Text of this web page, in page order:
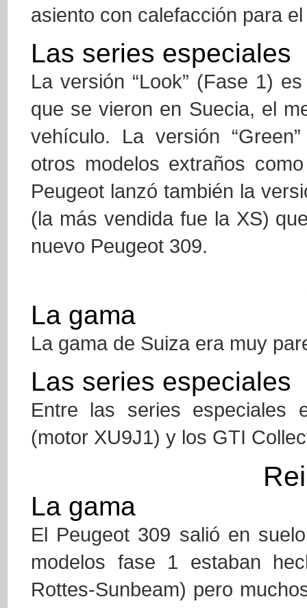
asiento con calefacción para
Las series especiales
La versión “Look” (Fase 1)
que se vieron en Suecia, el
vehículo. La versión
otros modelos extraños
Peugeot lanzó también la
(la más vendida fue la XS)
nuevo Peugeot 309.
La gama
La gama de Suiza era muy
Las series especiales
Entre las series especiales
(motor XU9J1) y los GTI
La gama
El Peugeot 309 salió en
modelos fase 1 estaban
Rottes-Sunbeam) pero